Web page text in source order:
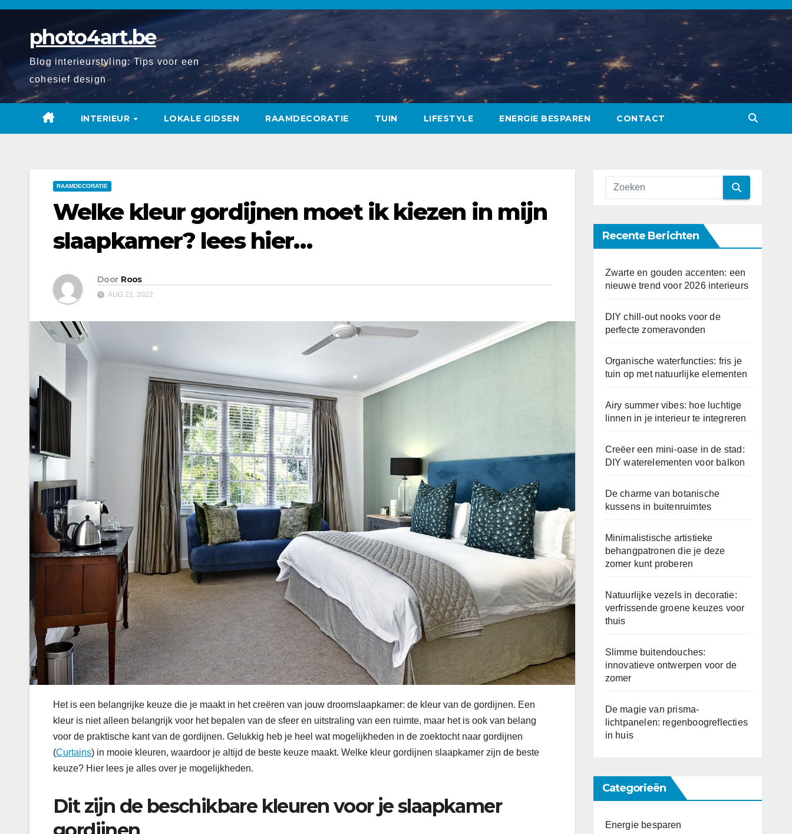
Spring
photo4art.be
Blog interieurstyling: Tips voor een
cohesief design
INTERIEUR LOKALE GIDSEN RAAMDECORATIE TUIN LIFESTYLE ENERGIE BESPAREN CONTACT
RAAMDECORATIE
Welke kleur gordijnen moet ik kiezen in mijn
slaapkamer? lees hier…
Door Roos
AUG 22, 2022
Het is een belangrijke keuze die je maakt in het creëren van jouw droomslaapkamer: de kleur van de gordijnen. Een
kleur is niet alleen belangrijk voor het bepalen van de sfeer en uitstraling van een ruimte, maar het is ook van belang
voor de praktische kant van de gordijnen. Gelukkig heb je heel wat mogelijkheden in de zoektocht naar gordijnen
(Curtains) in mooie kleuren, waardoor je altijd de beste keuze maakt. Welke kleur gordijnen slaapkamer zijn de beste
keuze? Hier lees je alles over je mogelijkheden.
Dit zijn de beschikbare kleuren voor je slaapkamer
Recente Berichten
Zwarte en gouden accenten: een
nieuwe trend voor 2026 interieurs
DIY chill-out nooks voor de
perfecte zomeravonden
Organische waterfuncties: fris je
tuin op met natuurlijke elementen
Airy summer vibes: hoe luchtige
linnen in je interieur te integreren
Creëer een mini-oase in de stad:
DIY waterelementen voor balkon
De charme van botanische
kussens in buitenruimtes
Minimalistische artistieke
behangpatronen die je deze
zomer kunt proberen
Natuurlijke vezels in decoratie:
verfrissende groene keuzes voor
thuis
Slimme buitendouches:
innovatieve ontwerpen voor de
zomer
De magie van prisma-
lichtpanelen: regenboogreflecties
in huis
Categorieën
Energie besparen